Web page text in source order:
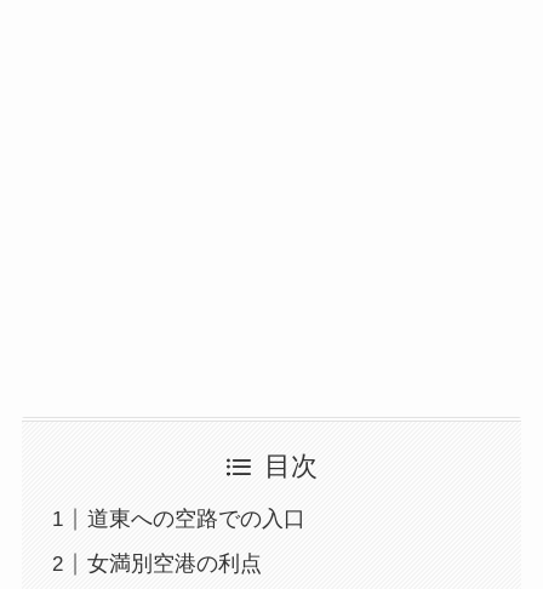
目次
道東への空路での入口
女満別空港の利点